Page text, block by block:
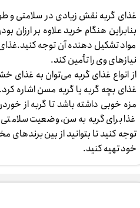
غذای گربه نقش زیادی در سلامتی و
بنابراین هنگام خرید علاوه بر ارزان
مواد تشکیل دهنده آن توجه کنید.غذای
نیازهای وی را تأمین کند.
از انواع غذای گربه می‌توان به غذای
غذای بچه گربه یا گربه مسن اشاره
مزه خوبی داشته باشد تا گربه از
غذا برای گربه به سن، وضعیت سلامتی،
توجه کنید تا بتوانید از بین برندهای
خود تهیه کنید. ​​​​​​​